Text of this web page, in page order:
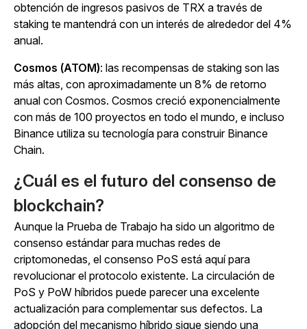
obtención de ingresos pasivos de TRX a través de
staking te mantendrá con un interés de alrededor del 4%
anual.
Cosmos (ATOM): las recompensas de staking son las
más altas, con aproximadamente un 8% de retorno
anual con Cosmos. Cosmos creció exponencialmente
con más de 100 proyectos en todo el mundo, e incluso
Binance utiliza su tecnología para construir Binance
Chain.
¿Cuál es el futuro del consenso de
blockchain?
Aunque la Prueba de Trabajo ha sido un algoritmo de
consenso estándar para muchas redes de
criptomonedas, el consenso PoS está aquí para
revolucionar el protocolo existente. La circulación de
PoS y PoW híbridos puede parecer una excelente
actualización para complementar sus defectos. La
adopción del mecanismo híbrido sigue siendo una